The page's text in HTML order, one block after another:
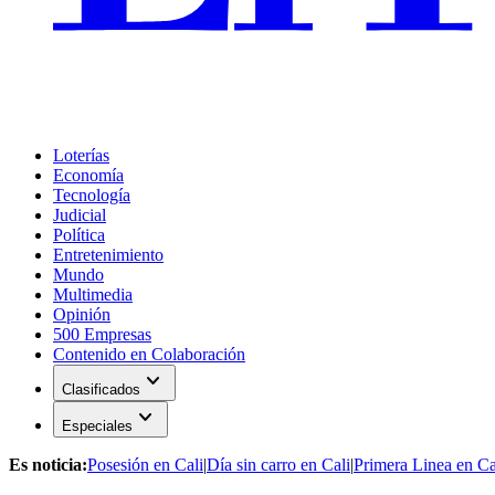
Loterías
Economía
Tecnología
Judicial
Política
Entretenimiento
Mundo
Multimedia
Opinión
500 Empresas
Contenido en Colaboración
Clasificados expand_more
Especiales expand_more
Es noticia:Posesión en Cali|Día sin carro en Cali|Primera Linea en